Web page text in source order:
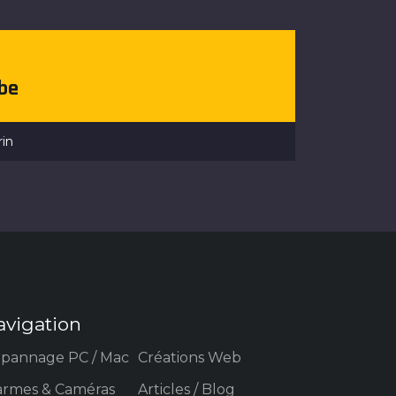
PC / Mac Créations Web
& Caméras
Articles / Blog